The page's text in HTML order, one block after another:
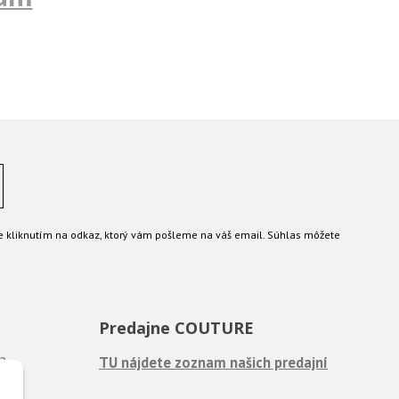
na odkaz, ktorý vám pošleme na váš email. Súhlas môžete
Predajne COUTURE
TU nájdete zoznam našich predajní